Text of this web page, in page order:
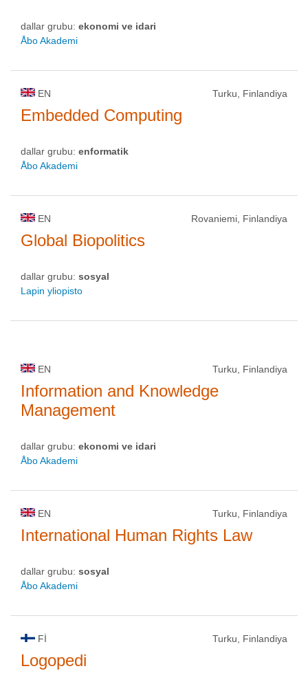
dallar grubu: ekonomi ve idari
Åbo Akademi
EN Turku, Finlandiya
Embedded Computing
dallar grubu: enformatik
Åbo Akademi
EN Rovaniemi, Finlandiya
Global Biopolitics
dallar grubu: sosyal
Lapin yliopisto
EN Turku, Finlandiya
Information and Knowledge
Management
dallar grubu: ekonomi ve idari
Åbo Akademi
EN Turku, Finlandiya
International Human Rights Law
dallar grubu: sosyal
Åbo Akademi
FI Turku, Finlandiya
Logopedi